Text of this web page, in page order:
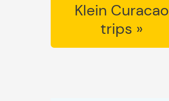
Klein Curacao
trips »